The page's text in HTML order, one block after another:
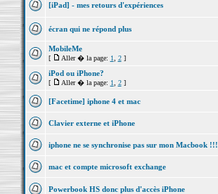
[iPad] - mes retours d'expériences
écran qui ne répond plus
MobileMe
[ Aller � la page: 1 2]
iPod ou iPhone?
[ Aller � la page: 1 2]
[Facetime] iphone 4 et mac
Clavier externe et iPhone
iphone ne se synchronise pas sur mon Macbook !!!
mac et compte microsoft exchange
Powerbook HS donc plus d'accès iPhone